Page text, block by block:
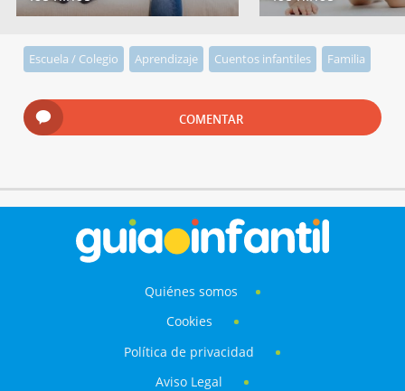
Escuela / Colegio Aprendizaje Cuentos infantiles Familia
COMENTAR
Quiénes somos
Cookies
Política de privacidad
Aviso Legal